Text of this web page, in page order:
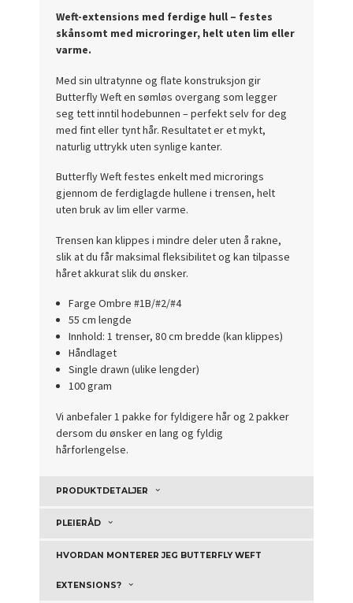
Weft-extensions med ferdige hull – festes
skånsomt med microringer, helt uten lim eller
varme.
Med sin ultratynne og flate konstruksjon gir
Butterfly Weft en sømløs overgang som legger
seg tett inntil hodebunnen – perfekt selv for deg
med fint eller tynt hår. Resultatet er et mykt,
naturlig uttrykk uten synlige kanter.
Butterfly Weft festes enkelt med microrings
gjennom de ferdiglagde hullene i trensen, helt
uten bruk av lim eller varme.
Trensen kan klippes i mindre deler uten å rakne,
slik at du får maksimal fleksibilitet og kan tilpasse
håret akkurat slik du ønsker.
Farge Ombre #1B/#2/#4
55 cm lengde
Innhold: 1 trenser, 80 cm bredde (kan klippes)
Håndlaget
Single drawn (ulike lengder)
100 gram
Vi anbefaler 1 pakke for fyldigere hår og 2 pakker
dersom du ønsker en lang og fyldig
hårforlengelse.
PRODUKTDETALJER
PLEIERÅD
HVORDAN MONTERER JEG BUTTERFLY WEFT
EXTENSIONS?